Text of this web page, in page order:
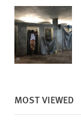
MOST VIEWED